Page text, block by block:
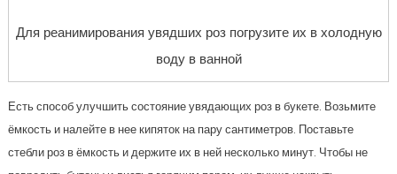
Для реанимирования увядших роз погрузите их в холодную
воду в ванной
Есть способ улучшить состояние увядающих роз в букете. Возьмите
ёмкость и налейте в нее кипяток на пару сантиметров. Поставьте
стебли роз в ёмкость и держите их в ней несколько минут. Чтобы не